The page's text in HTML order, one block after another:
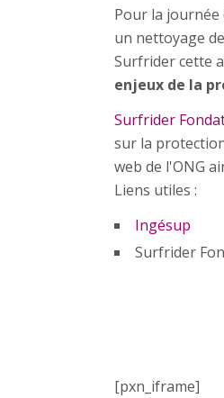
Pour la
un nettoyage
Surfrider cette
enjeux de la
Surfrider
sur la
web de l'ONG
Liens utiles :
Ingésup
Surfrider
[pxn_iframe]